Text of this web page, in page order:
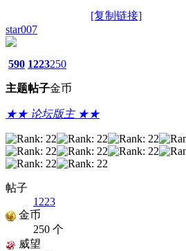
[复制链接]
star007
590
主题
1223
帖子
250
金币
★★ 论坛版主 ★★
帖子
1223
金币
250 个
威望